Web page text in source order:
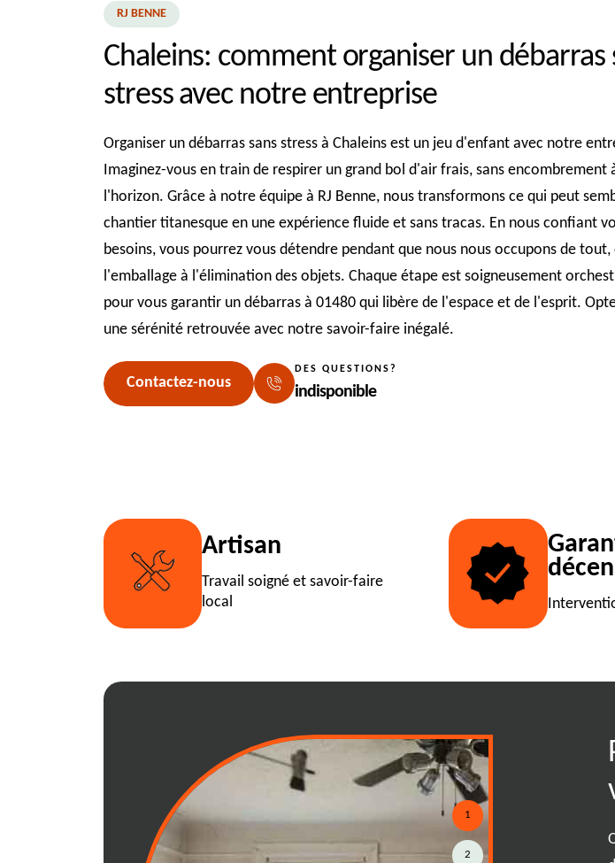
RJ BENNE
Chaleins: comment organiser un débarras
stress avec notre entreprise
Organiser un débarras sans stress à Chaleins est un jeu d'enfant avec notre
Imaginez-vous en train de respirer un grand bol d'air frais, sans encombrement
l'horizon. Grâce à notre équipe à RJ Benne, nous transformons ce qui peut
chantier titanesque en une expérience fluide et sans tracas. En nous confiant
besoins, vous pourrez vous détendre pendant que nous nous occupons de tout,
l'emballage à l'élimination des objets. Chaque étape est soigneusement
pour vous garantir un débarras à 01480 qui libère de l'espace et de l'esprit.
une sérénité retrouvée avec notre savoir-faire inégalé.
Contactez-nous
DES QUESTIONS?
indisponible
Artisan
Travail soigné et savoir-faire
local
Chaleins: libérez vos espaces avec
l'aide professionnelle de notre
équipe
1
2